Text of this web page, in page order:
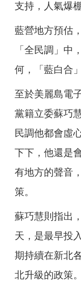
支持，人氣爆
藍營地方預估
「全民調」中
何，「藍白合
至於美麗島電
黨籍立委蘇巧
民調他都會虛
下下，他還是
有地方的聲音
策。
蘇巧慧則指出
天，是最早投
期持續在新北
北升級的政策。